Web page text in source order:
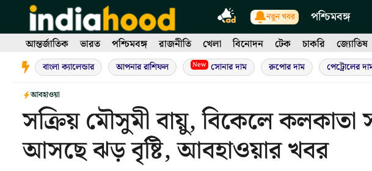
content
নতুন খবর পশ্চিমবঙ্গ
আন্তর্জাতিক ভারত পশ্চিমবঙ্গ রাজনীতি খেলা বিনোদন টেক চাকরি জ্যোতিষ
বাংলা ক্যালেন্ডার আপনার রাশিফল New সোনার দাম রুপোর দাম পেট্রোলের
আবহাওয়া
সক্রিয় মৌসুমী বায়ু, বিকেলে কলকাতা
আসছে ঝড় বৃষ্টি, আবহাওয়ার খবর